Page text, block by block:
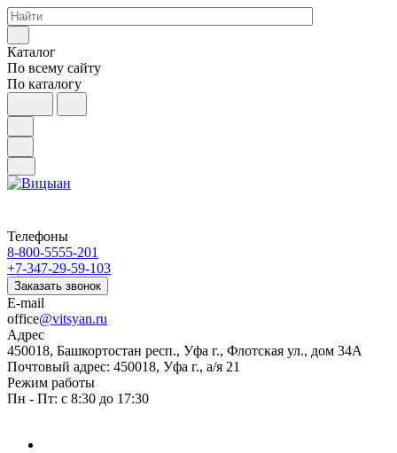
Каталог
По всему сайту
По каталогу
Телефоны
8-800-5555-201
+7-347-29-59-103
Заказать звонок
E-mail
office@vitsyan.ru
Адрес
450018, Башкортостан респ., Уфа г., Флотская ул., дом 34А
Почтовый адрес: 450018, Уфа г., а/я 21
Режим работы
Пн - Пт: с 8:30 до 17:30